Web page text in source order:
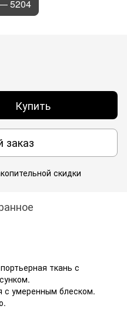
5204
Купить
скидки
ткань с
с умеренным блеском.